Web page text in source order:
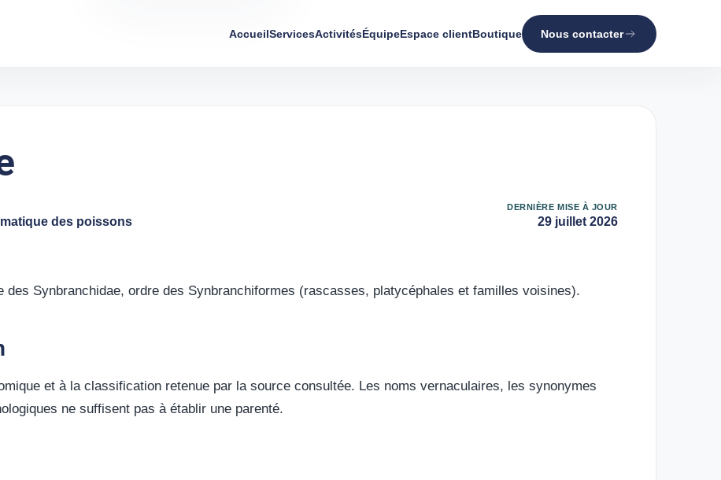
AccueilServicesActivitésÉquipeEspace clientBoutique Nous contacter
des poissons
DERNIÈRE MISE À JOUR
29 juillet 2026
Synbranchidae, ordre des Synbranchiformes (rascasses, platycéphales et familles voisines).
et à la classification retenue par la source consultée. Les noms vernaculaires, les synonymes
ne suffisent pas à établir une parenté.